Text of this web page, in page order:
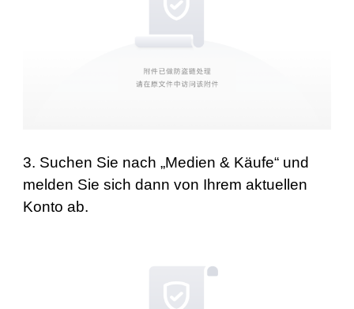
3. Suchen Sie nach „Medien & Käufe“ und
melden Sie sich dann von Ihrem aktuellen
Konto ab.